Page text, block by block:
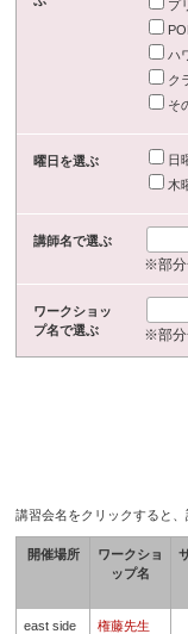
プ
ハ
ク
そ
曜日を選ぶ 日
木
講師名で選ぶ
※部分
ワークショッ
プ名で選ぶ
※部分
講習会名をクリックすると
開催場所
ワークショ
ップ名
east side
権藤先生